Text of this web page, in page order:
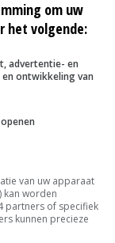
van
tonen dat het
regels
kippen. En in
het
De
om uw
het volgende:
advertentie- en
ontwikkeling van
van uw apparaat
kan worden
partners of specifiek
kunnen precieze